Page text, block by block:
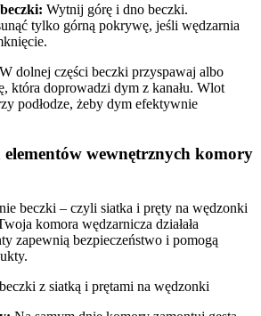
Wytnij górę i dno beczki.
tylko górną pokrywę, jeśli wędzarnia
W dolnej części beczki przyspawaj albo
która doprowadzi dym z kanału. Wlot
podłodze, żeby dym efektywnie
wewnętrznych komory
beczki – czyli siatka i pręty na wędzonki
komora wędzarnicza działała
zapewnią bezpieczeństwo i pomogą